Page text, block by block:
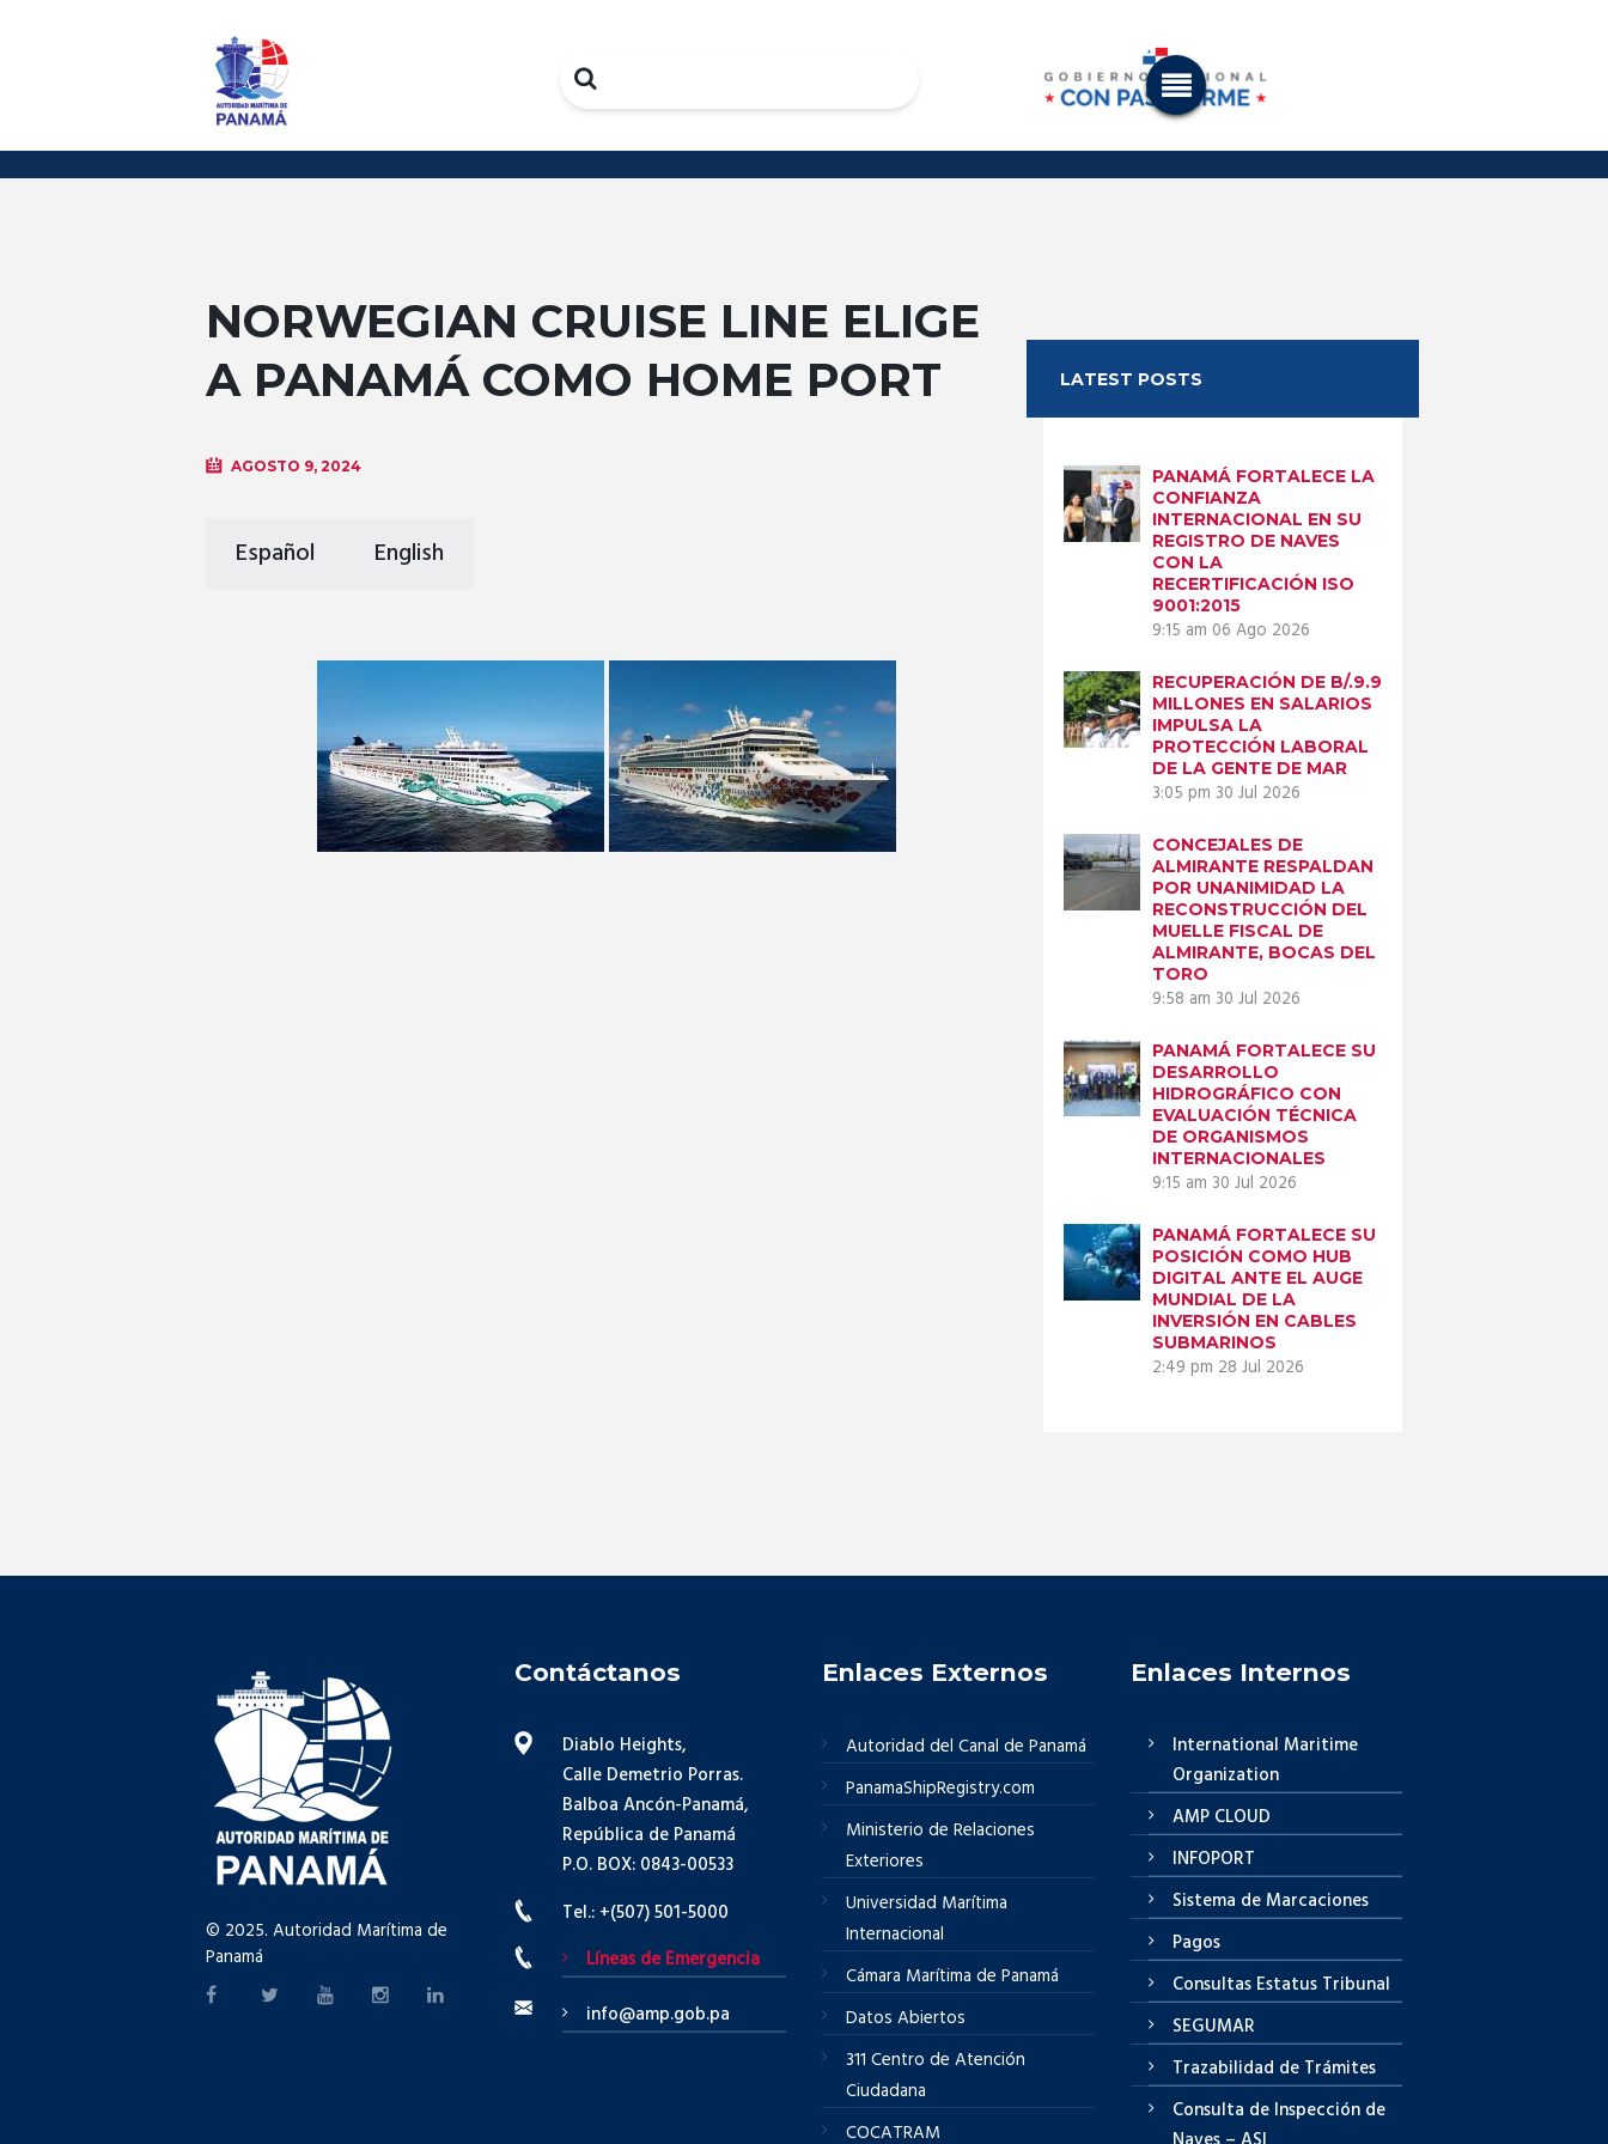
Search
NORWEGIAN CRUISE LINE ELIGE
A PANAMÁ COMO HOME PORT
AGOSTO 9, 2024
Español English
LATEST POSTS
PANAMÁ FORTALECE LA
CONFIANZA
INTERNACIONAL EN SU
REGISTRO DE NAVES
CON LA
RECERTIFICACIÓN ISO
9001:2015
9:15 am 06 Ago 2026
RECUPERACIÓN DE B/.9.9
MILLONES EN SALARIOS
IMPULSA LA
PROTECCIÓN LABORAL
DE LA GENTE DE MAR
3:05 pm 30 Jul 2026
CONCEJALES DE
ALMIRANTE RESPALDAN
POR UNANIMIDAD LA
RECONSTRUCCIÓN DEL
MUELLE FISCAL DE
ALMIRANTE, BOCAS DEL
TORO
9:58 am 30 Jul 2026
PANAMÁ FORTALECE SU
DESARROLLO
HIDROGRÁFICO CON
EVALUACIÓN TÉCNICA
DE ORGANISMOS
INTERNACIONALES
9:15 am 30 Jul 2026
PANAMÁ FORTALECE SU
POSICIÓN COMO HUB
DIGITAL ANTE EL AUGE
MUNDIAL DE LA
INVERSIÓN EN CABLES
SUBMARINOS
2:49 pm 28 Jul 2026
© 2025. Autoridad Marítima de
Panamá
Contáctanos
Diablo Heights,
Calle Demetrio Porras.
Balboa Ancón-Panamá,
República de Panamá
P.O. BOX: 0843-00533
Tel.: +(507) 501-5000
Líneas de Emergencia
info@amp.gob.pa
Enlaces Externos
Autoridad del Canal de Panamá
PanamaShipRegistry.com
Ministerio de Relaciones
Exteriores
Universidad Marítima
Internacional
Cámara Marítima de Panamá
Datos Abiertos
311 Centro de Atención
Ciudadana
COCATRAM
Enlaces Internos
International Maritime
Organization
AMP CLOUD
INFOPORT
Sistema de Marcaciones
Pagos
Consultas Estatus Tribunal
SEGUMAR
Trazabilidad de Trámites
Consulta de Inspección de